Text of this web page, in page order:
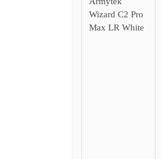
Wizard C2 Pro
Max LR White